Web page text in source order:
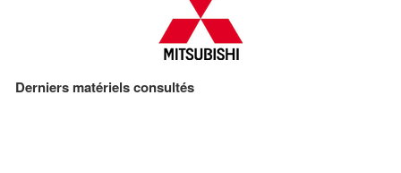
Derniers matériels consultés